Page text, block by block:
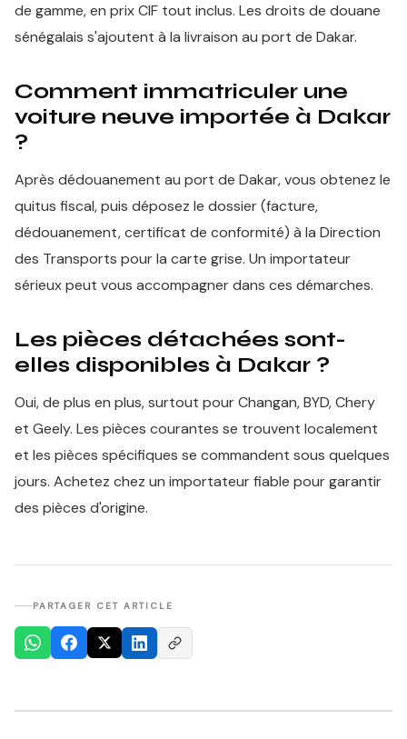
de gamme, en prix CIF tout inclus. Les droits de douane
sénégalais s'ajoutent à la livraison au port de Dakar.
Comment immatriculer une
voiture neuve importée à Dakar
?
Après dédouanement au port de Dakar, vous obtenez le
quitus fiscal, puis déposez le dossier (facture,
dédouanement, certificat de conformité) à la Direction
des Transports pour la carte grise. Un importateur
sérieux peut vous accompagner dans ces démarches.
Les pièces détachées sont-
elles disponibles à Dakar ?
Oui, de plus en plus, surtout pour Changan, BYD, Chery
et Geely. Les pièces courantes se trouvent localement
et les pièces spécifiques se commandent sous quelques
jours. Achetez chez un importateur fiable pour garantir
des pièces d'origine.
PARTAGER CET ARTICLE